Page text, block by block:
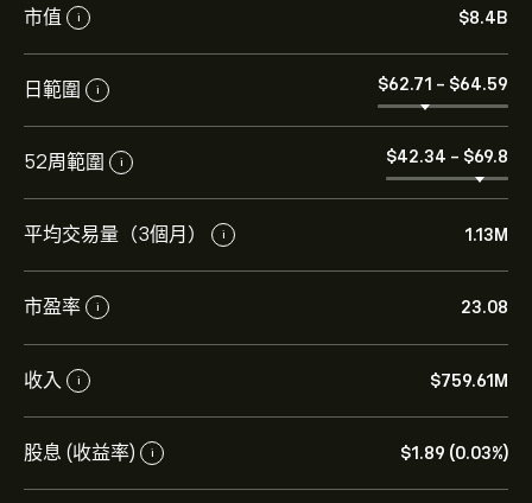
市值 i ‎$‎8.4B
日範圍 i ‎$‎62.71 - ‎$‎64.59
52周範圍 i ‎$‎42.34 - ‎$‎69.8
平均交易量（3個月） i 1.13M
市盈率 i 23.08
收入 i ‎$‎759.61M
股息 (收益率) i ‎$‎1.89 (0.03%)
FR.US 現價為‎$‎63.39。